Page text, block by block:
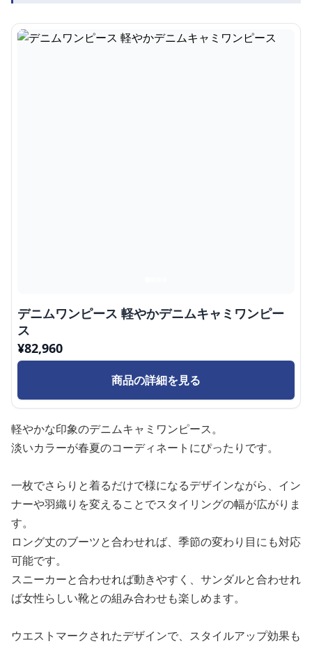
デニムワンピース 軽やかデニムキャミワンピー
ス
¥82,960
商品の詳細を見る
軽やかな印象のデニムキャミワンピース。
淡いカラーが春夏のコーディネートにぴったりです。
一枚でさらりと着るだけで様になるデザインながら、イン
ナーや羽織りを変えることでスタイリングの幅が広がりま
す。
ロング丈のブーツと合わせれば、季節の変わり目にも対応
可能です。
スニーカーと合わせれば動きやすく、サンダルと合わせれ
ば女性らしい靴との組み合わせも楽しめます。
ウエストマークされたデザインで、スタイルアップ効果も